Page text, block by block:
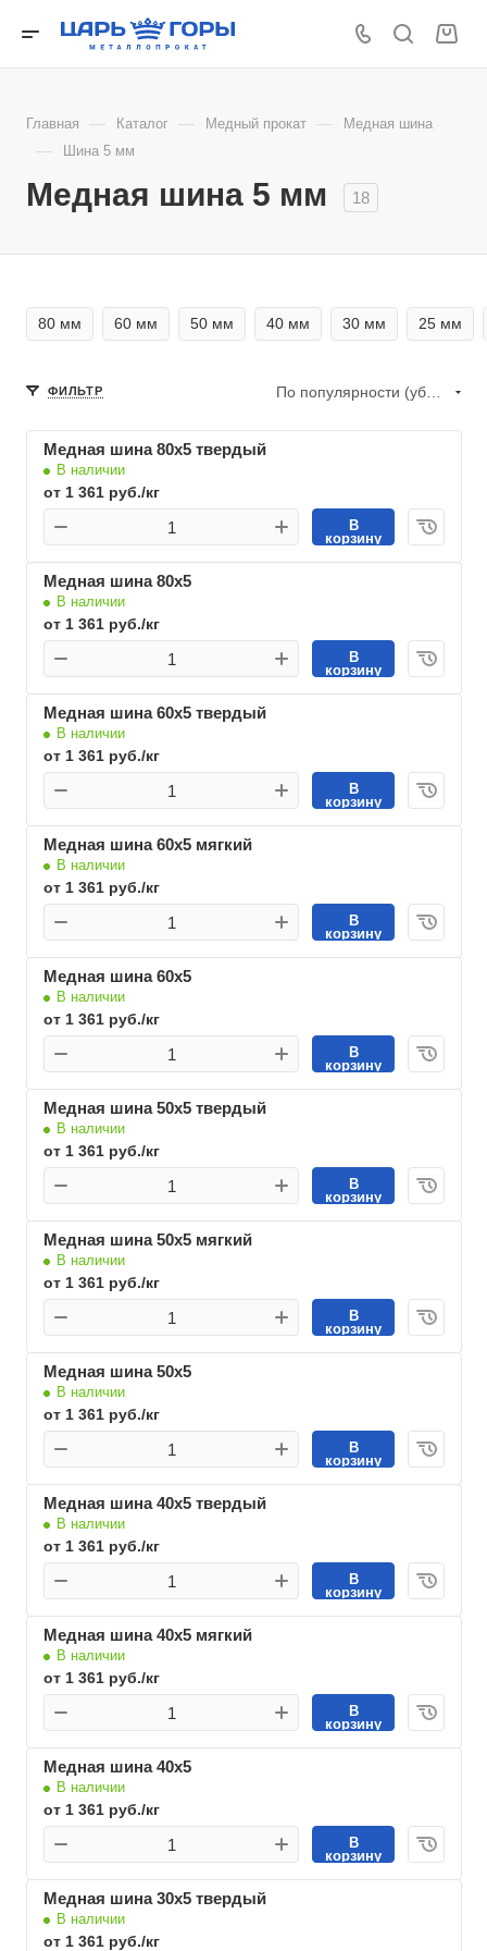
Главная — Каталог — Медный прокат — Медная шина
— Шина 5 мм
Медная шина 5 мм 18
80 мм 60 мм 50 мм 40 мм 30 мм 25 мм
ФИЛЬТР
Медная шина 80х5 твердый
В наличии
от 1 361 руб./кг
В
корзину
Медная шина 80х5
В наличии
от 1 361 руб./кг
В
корзину
Медная шина 60х5 твердый
В наличии
от 1 361 руб./кг
В
корзину
Медная шина 60х5 мягкий
В наличии
от 1 361 руб./кг
В
корзину
Медная шина 60х5
В наличии
от 1 361 руб./кг
В
корзину
Медная шина 50х5 твердый
В наличии
от 1 361 руб./кг
В
корзину
Медная шина 50х5 мягкий
В наличии
от 1 361 руб./кг
В
корзину
Медная шина 50х5
В наличии
от 1 361 руб./кг
В
корзину
Медная шина 40х5 твердый
В наличии
от 1 361 руб./кг
В
корзину
Медная шина 40х5 мягкий
В наличии
от 1 361 руб./кг
В
корзину
Медная шина 40х5
В наличии
от 1 361 руб./кг
В
корзину
Медная шина 30х5 твердый
В наличии
от 1 361 руб./кг